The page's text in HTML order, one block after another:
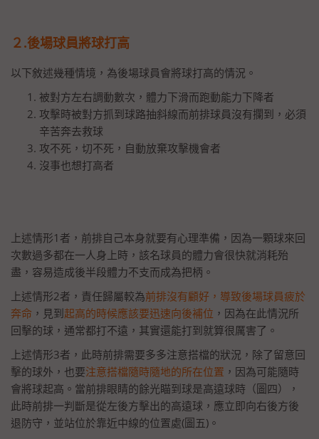
２.後場球員將球打高
以下敘述幾種情境，為後場球員會將球打高的情況。
被對方左右調動數次，體力下滑而跑動能力下降者
攻擊時被對方抓到球路抽斜線而前排球員沒有攔到，必須
辛苦奔去救球
攻不死，切不死，自動放棄攻擊機會者
沒事也想打高者
上述情形1者，前排自己本身就要有心理準備，因為一顆球來回
次數過多都在一人身上時，該名球員的體力會很快就消耗殆
盡，容易造成後半段體力不支而成為把柄。
上述情形2者，責任歸屬較為前排沒有顧好，導致後場球員疲於
奔命 ，見到 起高的時候應該要迅速向後補位 ，因為在此情況所
回擊的球，通常都打不遠，其實還能打到就算很厲害了。
上述情形3者，此時前排需要多多注意搭檔的狀況，除了留意回
擊的球外，也要注意搭檔隨時隨地的所在位置 ，因為可能隨時
會將球起高。當前排眼睛的餘光瞄到球是高遠球時（圖四），
此時前排一判斷是從左後方擊出的高遠球，應立即向右後方後
退防守，並站位於靠近中線的位置處(圖五)。